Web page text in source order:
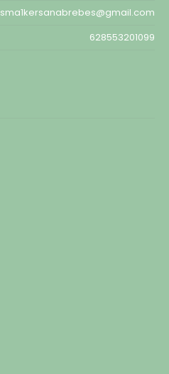
sma1kersanabrebes@gmail.com
628553201099